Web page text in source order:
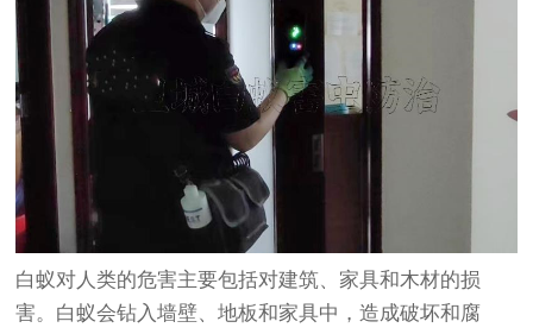
白蚁对人类的危害主要包括对建筑、家具和木材的损
害。白蚁会钻入墙壁、地板和家具中，造成破坏和腐